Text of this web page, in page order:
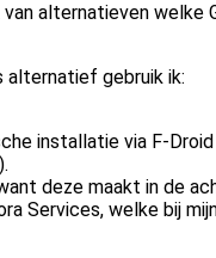
alternatieven welke
alternatief gebruik ik:
installatie via F-
deze maakt in de
Services, welke bij